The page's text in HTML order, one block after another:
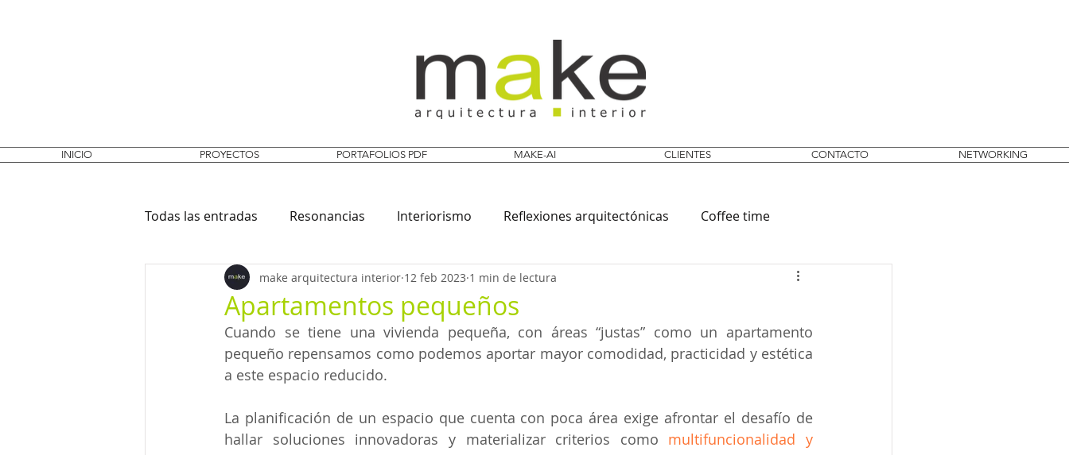
INICIO PROYECTOS PORTAFOLIOS PDF MAKE-AI CLIENTES CONTACTO NETWORKING
Todas las entradas Resonancias Interiorismo Reflexiones arquitectónicas Coffee time
Diversos proyectos
Apartamentos pequeños
make arquitectura interior 12 feb 2023 1 min de lectura
Cuando se tiene una vivienda pequeña, con áreas “justas” como un apartamento
pequeño repensamos como podemos aportar mayor comodidad, practicidad y estética
a este espacio reducido.
La planificación de un espacio que cuenta con poca área exige afrontar el desafío de
hallar soluciones innovadoras y materializar criterios como multifuncionalidad y